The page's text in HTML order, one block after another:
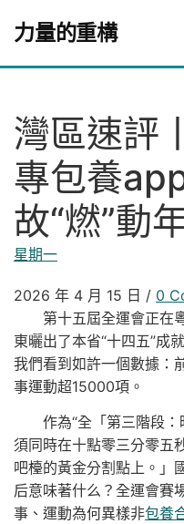
力量的重構
灣區速評
專包養
故“燃”動
星期一
2026 年 4 月 15 日 / 0
第十五屆全運會正在
東曬出了本省“十四五”成
我們看到如許一個數據：
事運動超15000項。
作為“全「第三階段
須同時在十點零三分零五
吧檯的黃金分割點上。」
后意味著什么？全運會賽
事、運動為何異樣非包養